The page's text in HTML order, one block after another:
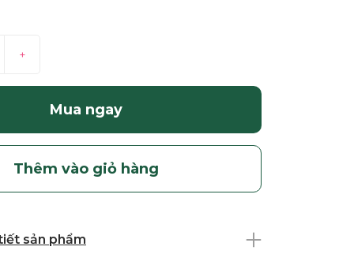
+
Mua ngay
Thêm vào giỏ hàng
sản phẩm